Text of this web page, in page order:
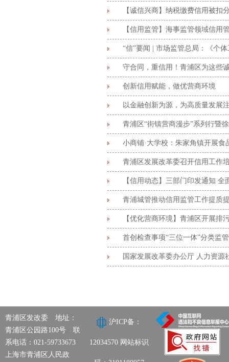
【诚信兴商】纳税缴费信用被扣
【信用监管】海事监管领域信用
“信”要闻 | 市场监管总局：《个
守合同，重信用！青浦区为这些
创新信用赋能，做优营商环境
以金融创新为源，为高质量发展
青浦区“街镇营商漫步”系列行暨
小商铺·大学校：朱家角镇开展
青浦区发展改革委召开信用工作
【信用动态】三部门印发通知
青浦城管推动信用监管工作提质
【优化营商环境】青浦区开展排
首创检查事项“三位一体”分类监
国家发展改革委办公厅 人力资源社
青浦区发改委 地址：
青浦区公园路100号 联
系电话：021-59733673
上海市青浦区人民政
沪ICP备：
12034570 网站标识